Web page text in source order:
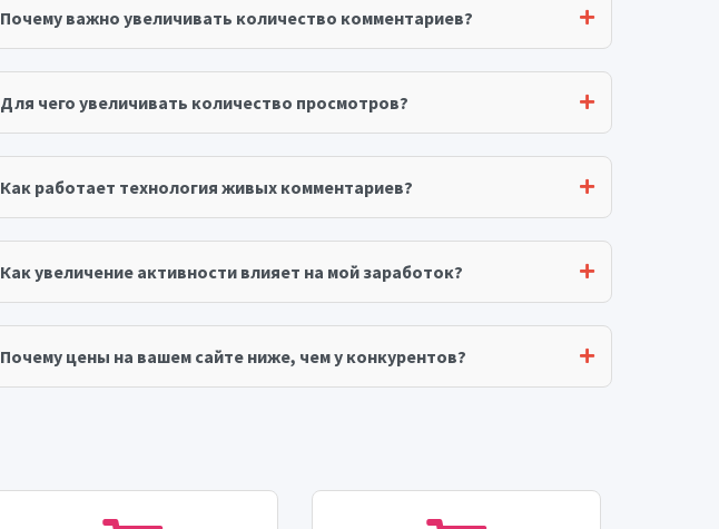
Почему важно увеличивать количество комментариев?
Для чего увеличивать количество просмотров?
Как работает технология живых комментариев?
Как увеличение активности влияет на мой заработок?
Почему цены на вашем сайте ниже, чем у конкурентов?